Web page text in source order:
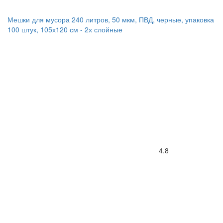
Мешки для мусора 240 литров, 50 мкм, ПВД, черные, упаковка
100 штук, 105х120 см - 2х слойные
4.8